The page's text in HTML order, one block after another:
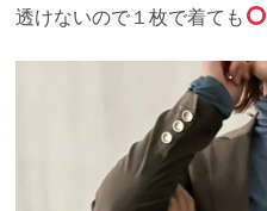
透けないので１枚で着ても